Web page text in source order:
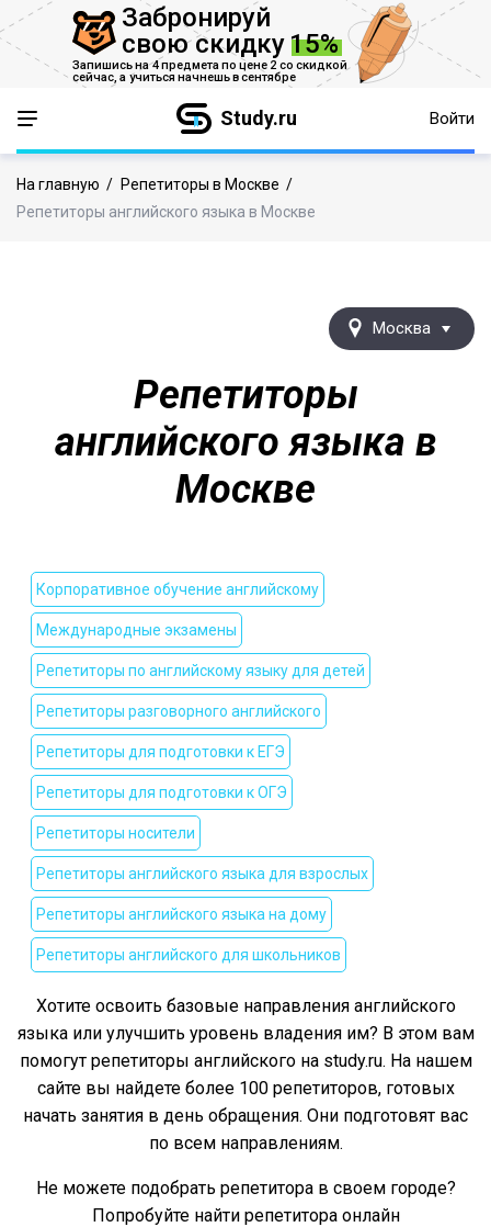
Забронируй
свою скидку 15%
Запишись на 4 предмета по цене 2 со скидкой
сейчас, а учиться начнешь в сентябре
Study.ru Войти
На главную / Репетиторы в Москве /
Репетиторы английского языка в Москве
Репетиторы
английского языка в
Москве
Москва
Корпоративное обучение английскому
Международные экзамены
Репетиторы по английскому языку для детей
Репетиторы разговорного английского
Репетиторы для подготовки к ЕГЭ
Репетиторы для подготовки к ОГЭ
Репетиторы носители
Репетиторы английского языка для взрослых
Репетиторы английского языка на дому
Репетиторы английского для школьников
Хотите освоить базовые направления английского
языка или улучшить уровень владения им? В этом вам
помогут репетиторы английского на study.ru. На нашем
сайте вы найдете более 100 репетиторов, готовых
начать занятия в день обращения. Они подготовят вас
по всем направлениям.
Не можете подобрать репетитора в своем городе?
Попробуйте найти репетитора онлайн